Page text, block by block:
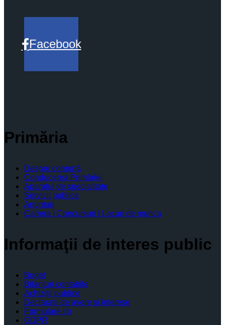
Facebook
Primăria
Despre comună
Conducerea Primăriei
Aparatul de specialitate
Servicii publice
Anunturi
Cariera | Concursuri | Locuri de munca
Informaţii de interes public
Buget
Bilanţuri contabile
Achiziţii publice
Declaratii de avere si interese
Formulare tip
GDPR